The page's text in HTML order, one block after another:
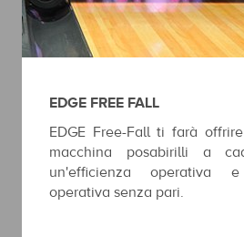
EDGE FREE FALL
EDGE Free-Fall ti farà
macchina posabirilli a
un'efficienza operativa
operativa senza pari.